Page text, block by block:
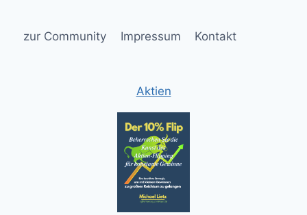
zur Community Impressum Kontakt
Aktien